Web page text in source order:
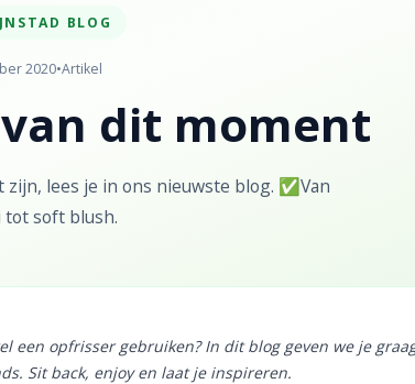
BLOG
2020•Artikel
dit moment
lees je in ons nieuwste blog. ✅Van
tot soft blush.
een opfrisser gebruiken? In dit blog geven we je
Sit back, enjoy en laat je inspireren.